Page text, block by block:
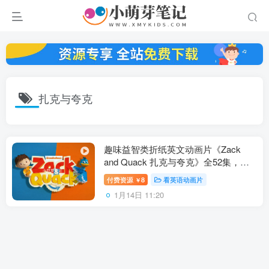
扎克与夸克
趣味益智类折纸英文动画片《Zack
and Quack 扎克与夸克》全52集，
1080P高清视频带英文字幕，百度云网
盘下载！
付费资源 ￥8 看英语动画片
1月14日 11:20